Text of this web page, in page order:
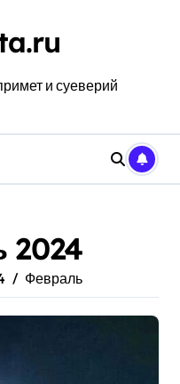
и суеверий
2024
Февраль